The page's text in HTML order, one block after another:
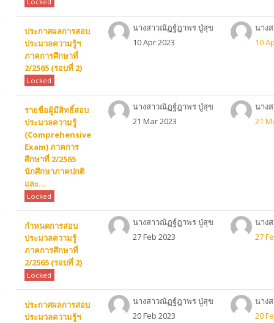
ประกาศผลการสอบ
ประมวลความรู้ฯ
ภาคการศึกษาที่
2/2565 (รอบที่ 2)
Locked
นางสาวณัฏฐ์ฎาพร ปู่สุข
10 Apr 2023
นาง
10
รายชื่อผู้มีสิทธิ์สอบ
ประมวลความรู้
(Comprehensive
Exam) ภาคการ
ศึกษาที่ 2/2565
นักศึกษาภาคปกติ
และ...
Locked
นางสาวณัฏฐ์ฎาพร ปู่สุข
21 Mar 2023
นาง
21
กำหนดการสอบ
ประมวลความรู้
ภาคการศึกษาที่
2/2565 (รอบที่ 2)
Locked
นางสาวณัฏฐ์ฎาพร ปู่สุข
27 Feb 2023
นาง
27
ประกาศผลการสอบ
ประมวลความรู้ฯ
นางสาวณัฏฐ์ฎาพร ปู่สุข
20 Feb 2023
นาง
20